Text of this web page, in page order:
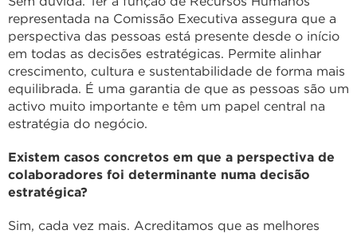
representada na Comissão Executiva assegura que a
perspectiva das pessoas está presente desde o início
em todas as decisões estratégicas. Permite alinhar
crescimento, cultura e sustentabilidade de forma mais
equilibrada. É uma garantia de que as pessoas são um
activo muito importante e têm um papel central na
estratégia do negócio.
Existem casos concretos em que a perspectiva de
colaboradores foi determinante numa decisão
estratégica?
Sim, cada vez mais. Acreditamos que as melhores